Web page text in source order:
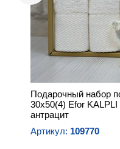
Подарочный набор
30х50(4) Efor
антрацит
Артикул: 109770